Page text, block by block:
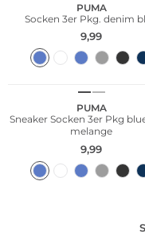
PUMA
Socken 3er Pkg.
9,99
Multi Pack
PUMA
Sneaker Socken 3er Pkg
melange
9,99